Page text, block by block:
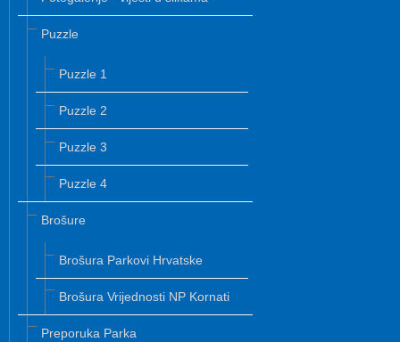
Puzzle
Puzzle 1
Puzzle 2
Puzzle 3
Puzzle 4
Brošure
Brošura Parkovi Hrvatske
Brošura Vrijednosti NP Kornati
Preporuka Parka